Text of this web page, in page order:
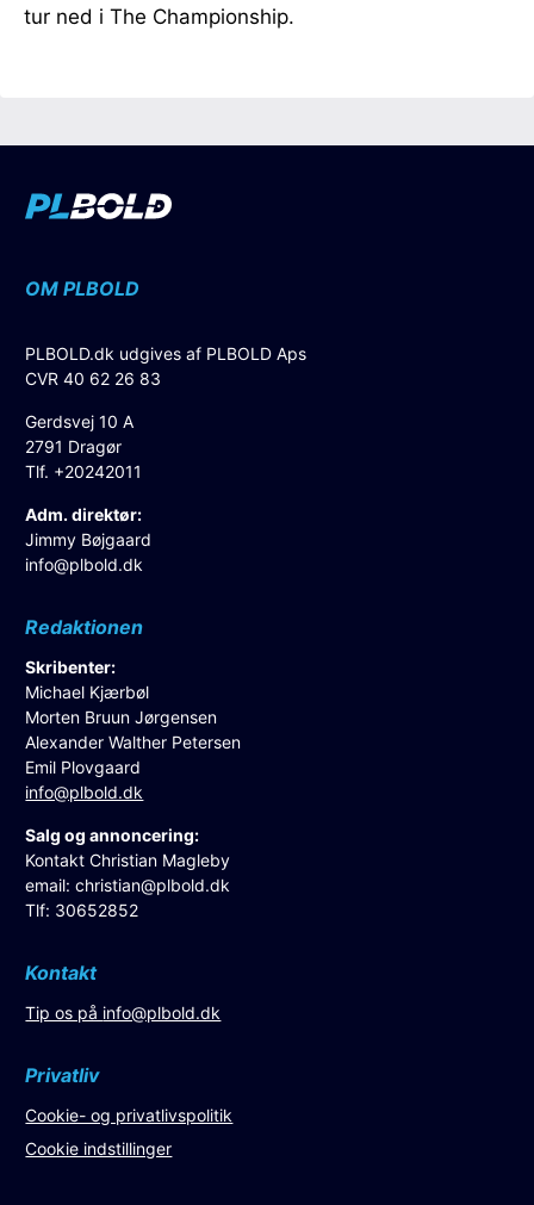
tur ned i The Championship.
OM PLBOLD
PLBOLD.dk udgives af PLBOLD Aps
CVR 40 62 26 83
Gerdsvej 10 A
2791 Dragør
Tlf. +20242011
Adm. direktør:
Jimmy Bøjgaard
info@plbold.dk
Redaktionen
Skribenter:
Michael Kjærbøl
Morten Bruun Jørgensen
Alexander Walther Petersen
Emil Plovgaard
info@plbold.dk
Salg og annoncering:
Kontakt Christian Magleby
email:christian@plbold.dk
Tlf: 30652852
Kontakt
Tip os på info@plbold.dk
Privatliv
Cookie- og privatlivspolitik
Cookie indstillinger